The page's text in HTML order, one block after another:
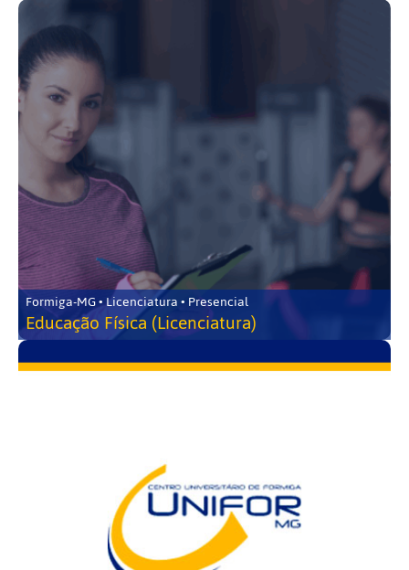
Formiga-MG • Licenciatura • Presencial
Educação Física (Licenciatura)